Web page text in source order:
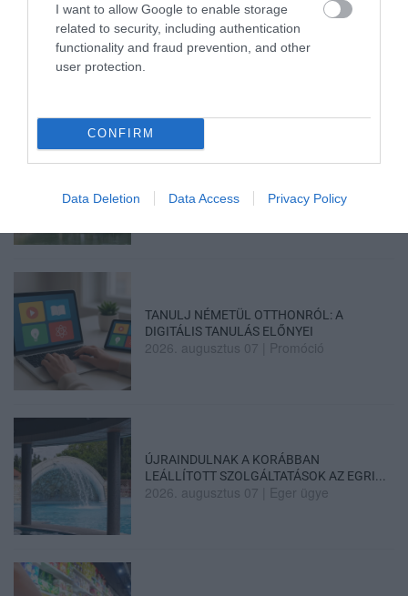
I want to allow Google to enable storage
related to security, including authentication
functionality and fraud prevention, and other
user protection.
CONFIRM
Data Deletion Data Access Privacy Policy
TATA ELBŰVÖLŐ LÁTVÁNYOSSÁGAI,
AMIKÉRT ÉRDEMES MEGNÉZNI
2026. augusztus 08|Promóció
2026. augusztus 07 |Mindenki ügye
TANULJ NÉMETÜL OTTHONRÓL: A
DIGITÁLIS TANULÁS ELŐNYEI
2026. augusztus 07 Promóció
ÚJRAINDULNAK A KORÁBBAN
LEÁLLÍTOTT SZOLGÁLTATÁSOK AZ EGRI...
2026. augusztus 07 Eger ügye